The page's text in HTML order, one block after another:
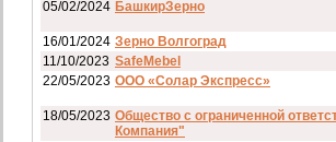
05/02/2024 БашкирЗерно
16/01/2024 Зерно Волгоград
11/10/2023 SafeMebel
22/05/2023 ООО «Солар Экспресс»
18/05/2023 Общество с ограниченной
Компания"